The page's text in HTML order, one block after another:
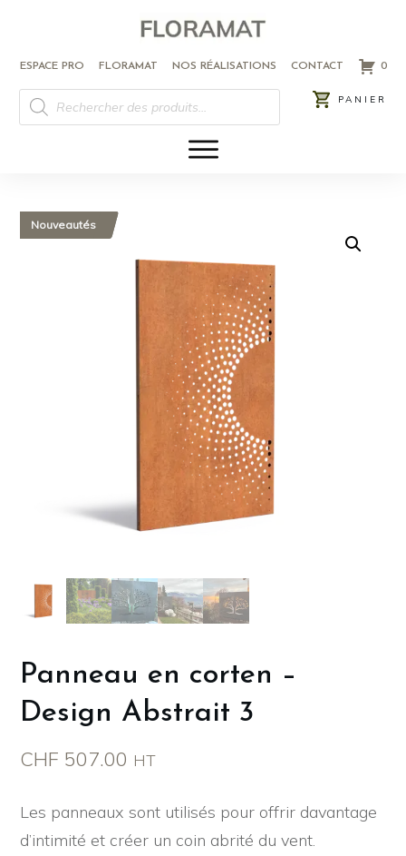
ESPACE PRO FLORAMAT NOS RÉALISATIONS CONTACT 0
PANIER
RECHERCHE
DE
PRODUITS
Nouveautés
Panneau en corten –
Design Abstrait 3
CHF 507.00 HT
Les panneaux sont utilisés pour offrir davantage
d’intimité et créer un coin abrité du vent.